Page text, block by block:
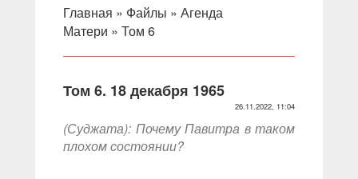
Главная » Файлы » Агенда
Матери » Том 6
Том 6. 18 декабря 1965
26.11.2022, 11:04
(Суджата): Почему Павитра в таком
плохом состоянии?